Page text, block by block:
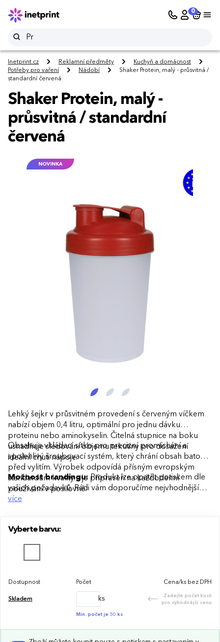
0
Inetprint.cz Reklamní předměty
Kuchyň a domácnost
Potřeby pro vaření
Nádobí
Shaker Protein, malý - průsvitná /
standardní červená
Shaker Protein, malý -
průsvitná / standardní
červená
NOVINKA
Lehký šejkr v průsvitném provedení s červeným víčkem
nabízí objem 0,4 litru, optimální pro jednu dávku
proteinu nebo aminokyselin. Čitelná stupnice na boku
usnadňuje sledování objemu tekutiny pro dosažení
ideální chuti nápoje.
Obsahuje vkládací sítko pro precizní promíchání a
spolehlivý šroubovací systém, který chrání obsah batohu
před vylitím. Výrobek odpovídá přísným evropským
standardům kvality a je připraven na každodenní
používání v posilovně.
Možnost brandingu: Produkt lze opatřit potiskem dle
vašich požadavků. Rádi vám doporučíme nejvhodnější
technologii potisku s ohledem na design i váš rozpočet.
více
Vyberte barvu:
Dostupnost Počet Cena/ks bez DPH
Skladem ks
Zadejte počet kusů
pro výhodnější cenu
Min. počet je 50 ks